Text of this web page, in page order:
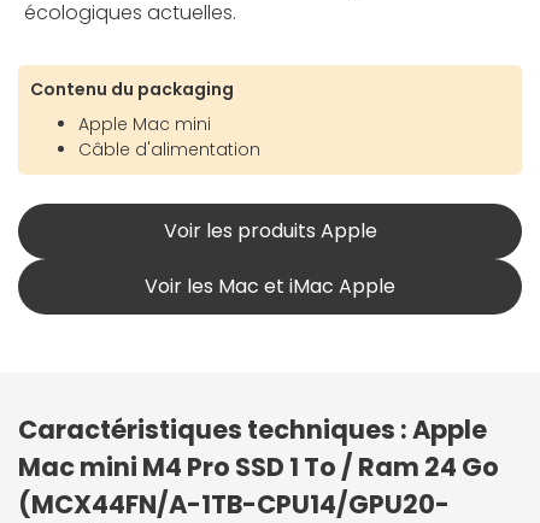
écologiques actuelles.
Contenu du packaging
Apple Mac mini
Câble d'alimentation
Voir les produits Apple
Voir les Mac et iMac Apple
Caractéristiques techniques : Apple
Mac mini M4 Pro SSD 1 To / Ram 24 Go
(MCX44FN/A-1TB-CPU14/GPU20-